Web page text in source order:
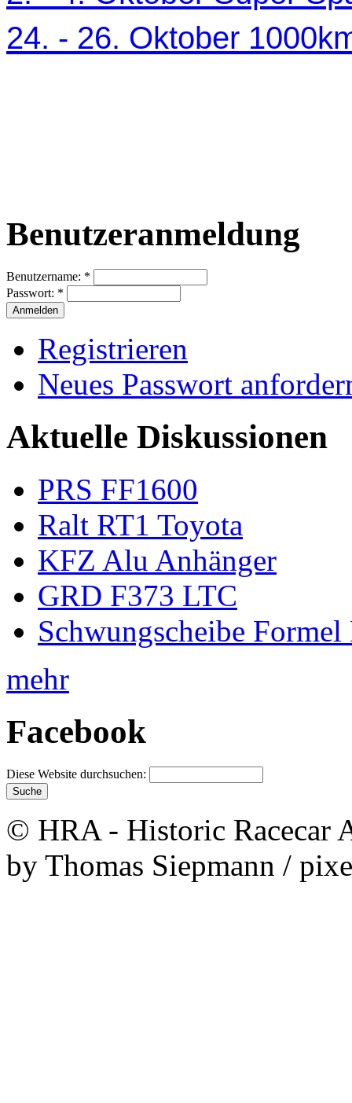
24. - 26. Oktober
Benutzeranmeldung
Benutzername: *
Passwort: *
Registrieren
Neues Passwort
Aktuelle Diskussionen
PRS FF1600
Ralt RT1 Toyota
KFZ Alu Anhänger
GRD F373 LTC
Schwungscheibe Formel
mehr
Facebook
Diese Website durchsuchen:
© HRA - Historic Racecar
by Thomas Siepmann /